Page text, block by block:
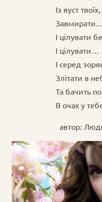
Із вуст
І цілувати
І цілувати…
І серед
Злітати в
Та бачить
В очах у
автор: